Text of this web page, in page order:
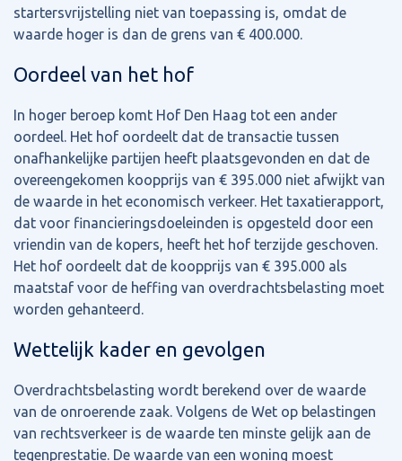
startersvrijstelling niet van toepassing is, omdat de
waarde hoger is dan de grens van € 400.000.
Oordeel van het hof
In hoger beroep komt Hof Den Haag tot een ander
oordeel. Het hof oordeelt dat de transactie tussen
onafhankelijke partijen heeft plaatsgevonden en dat de
overeengekomen koopprijs van € 395.000 niet afwijkt van
de waarde in het economisch verkeer. Het taxatierapport,
dat voor financieringsdoeleinden is opgesteld door een
vriendin van de kopers, heeft het hof terzijde geschoven.
Het hof oordeelt dat de koopprijs van € 395.000 als
maatstaf voor de heffing van overdrachtsbelasting moet
worden gehanteerd.
Wettelijk kader en gevolgen
Overdrachtsbelasting wordt berekend over de waarde
van de onroerende zaak. Volgens de Wet op belastingen
van rechtsverkeer is de waarde ten minste gelijk aan de
tegenprestatie. De waarde van een woning moest